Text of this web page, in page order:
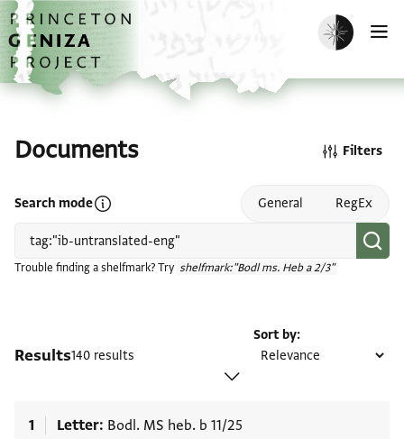
Skip to main content
home
Enable dark
Documents
Search modeOpen search mode help General RegEx
Trouble finding a shelfmark? Try shelfmark:"Bodl ms. Heb a 2/3"
Filters
Results140 results
Sort by
1 Letter Bodl. MS heb. b 11/25